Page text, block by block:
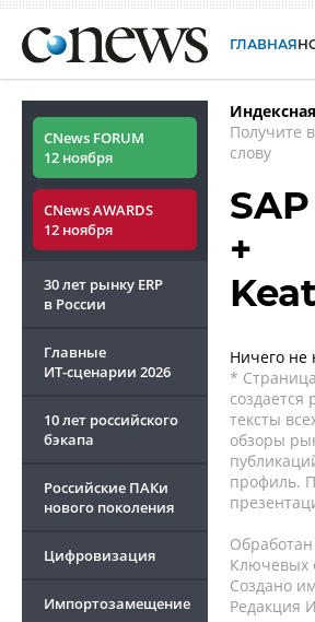
ГЛАВНАЯ
CNews FORUM
12 ноября
CNews AWARDS
12 ноября
30 лет рынку ERP
в России
Главные
ИТ-сценарии 2026
10 лет российского
бэкапа
Российские ПАКи
нового поколения
Цифровизация
Импортозамещение
Получите
слову
+
Ничего не
*
тексты
обзоры
профиль.
Ключевых
Создано
Редакция